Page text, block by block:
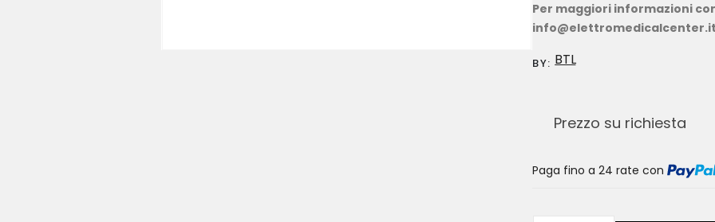
Per maggiori informazioni
info@elettromedicalcenter.it
BY: BTL
Prezzo su richiesta
Paga fino a 24 rate con